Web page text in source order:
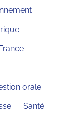
orale
Santé